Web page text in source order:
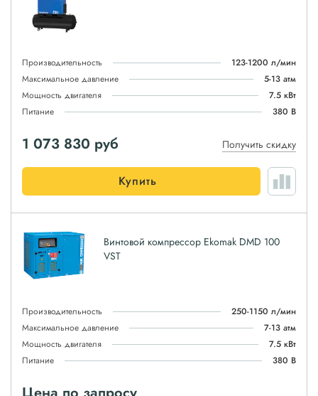
Производительность
123-1200 л/мин
Максимальное давление
5-13 атм
Мощность двигателя
7.5 кВт
Питание
380 В
1 073 830 руб Получить скидку
Купить
Винтовой компрессор Ekomak DMD 100
VST
Производительность
250-1150 л/мин
Максимальное давление
7-13 атм
Мощность двигателя
7.5 кВт
Питание
380 В